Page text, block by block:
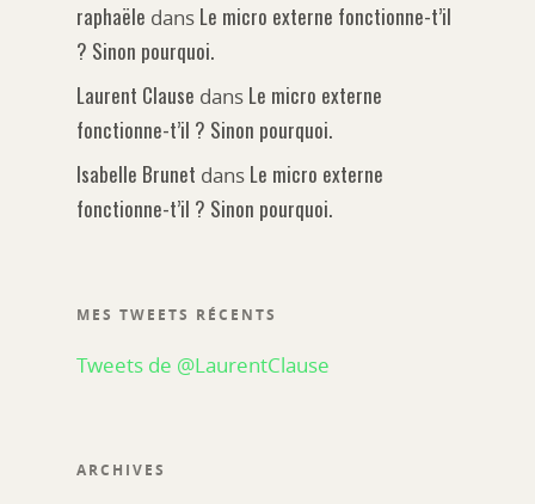
raphaële dans Le micro externe fonctionne-t’il
? Sinon pourquoi.
Laurent Clause dans Le micro externe
fonctionne-t’il ? Sinon pourquoi.
Isabelle Brunet dans Le micro externe
fonctionne-t’il ? Sinon pourquoi.
MES TWEETS RÉCENTS
Tweets de @LaurentClause
ARCHIVES
Généralités
Techniques
Accessoires